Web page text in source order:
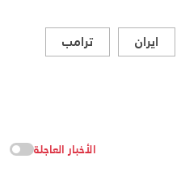
ايران
ترامب
الأخبار العاجلة